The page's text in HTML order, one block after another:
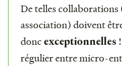
De telles
association) doivent
donc exceptionnelles
régulier entre micro-